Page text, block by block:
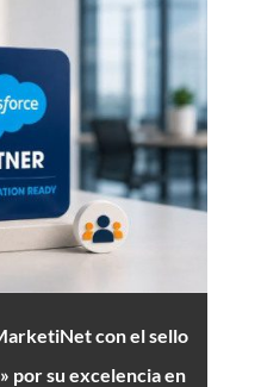
con el sello
por su excelencia en